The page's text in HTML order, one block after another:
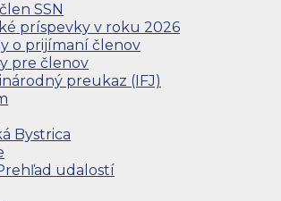
SSN
príspevky v roku 2026
o prijímaní členov
pre členov
preukaz (IFJ)
Bystrica
udalostí